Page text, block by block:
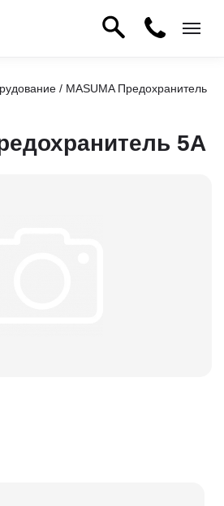
/ MASUMA Предохранитель
5А